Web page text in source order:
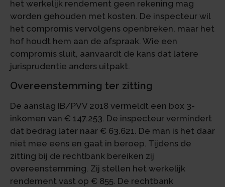
het werkelijk rendement geen rekening mag
worden gehouden met kosten. De inspecteur wil
het compromis vervolgens openbreken, maar het
hof houdt hem aan de afspraak. Wie een
compromis sluit, aanvaardt de kans dat latere
jurisprudentie anders uitpakt.
Overeenstemming ter zitting
De aanslag IB/PVV 2018 vermeldt een box 3-
inkomen van € 147.253. De inspecteur vermindert
dat bedrag later naar € 63.621. De man is het daar
niet mee eens en gaat in beroep. Tijdens de
zitting bij de rechtbank bereiken zij
overeenstemming. Zij stellen het werkelijk
rendement vast op € 855. De rechtbank